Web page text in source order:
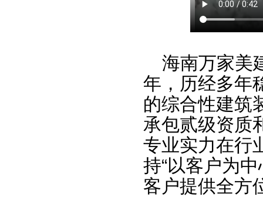
海南万家美
年，历经多年
的综合性建筑
承包贰级资质
专业实力在行
持“以客户为
客户提供全方